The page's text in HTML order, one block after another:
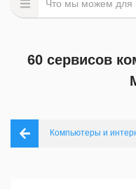
60 сервисов
Компьютеры и